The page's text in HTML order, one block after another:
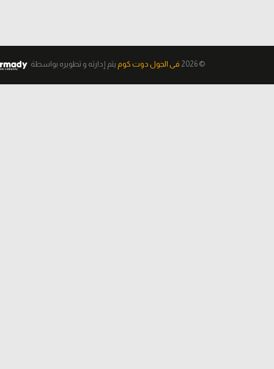
© 2026 فى الجول دوت كوم يتم إدارته و تطويره بواسطة